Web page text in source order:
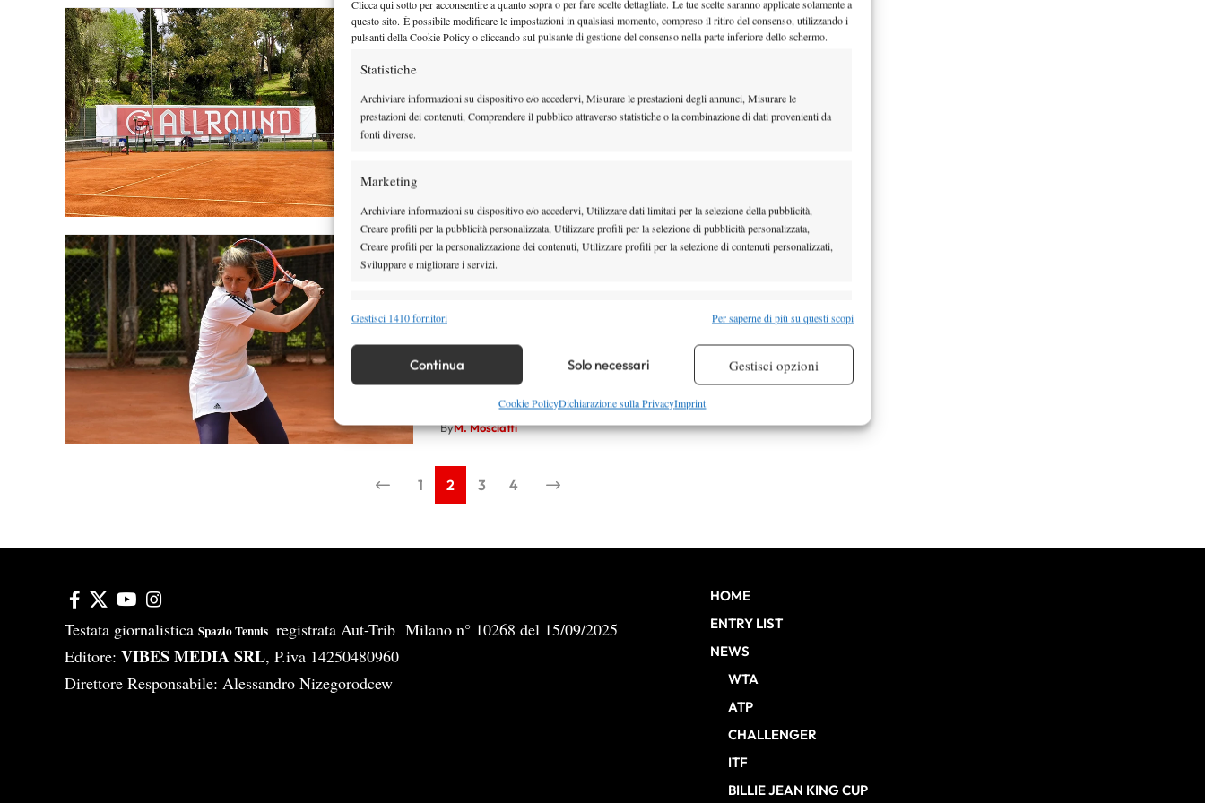
Clicca qui sotto per acconsentire a quanto sopra o per fare scelte dettagliate. Le tue scelte saranno applicate solamente a
questo sito. È possibile modificare le impostazioni in qualsiasi momento, compreso il ritiro del consenso, utilizzando i
pulsanti della Cookie Policy o cliccando sul pulsante di gestione del consenso nella parte inferiore dello schermo.
Statistiche
Archiviare informazioni su dispositivo e/o accedervi, Misurare le prestazioni degli annunci, Misurare le
prestazioni dei contenuti, Comprendere il pubblico attraverso statistiche o la combinazione di dati provenienti da
fonti diverse.
Marketing
Archiviare informazioni su dispositivo e/o accedervi, Utilizzare dati limitati per la selezione della pubblicità,
Creare profili per la pubblicità personalizzata, Utilizzare profili per la selezione di pubblicità personalizzata,
Creare profili per la personalizzazione dei contenuti, Utilizzare profili per la selezione di contenuti personalizzati,
Sviluppare e migliorare i servizi.
Funzionalità
Identificare i dispositivi in base alle informazioni trasmesse automaticamente.
Garantire la sicurezza, prevenire e rilevare frodi, correggere errori,
Erogare e presentare pubblicità e contenuto, Salvare e comunicare le
scelte sulla privacy.
Sempre attivo
Gestisci 1410 fornitori Per saperne di più su questi scopi
Continua Solo necessari Gestisci opzioni
Cookie PolicyDichiarazione sulla PrivacyImprint
eliminati Lanzarotta e Fiorletta
Il resoconto del martedì di incontri del torneo dell'ITF Seniors Circuit
IX Torneo Internazionale All Round,
da gennaio” (VIDEO)
L'intervista alla giocatrice over 50 facente parte dell'organizzazione del torneo
10 Aprile 2018
ByM. Mosciatti
1 2 3 4
Testata giornalistica Spazio Tennis registrata Aut-Trib Milano n° 10268 del 15/09/2025
Editore: VIBES MEDIA SRL, P.iva 14250480960
Direttore Responsabile: Alessandro Nizegorodcew
HOME
ENTRY LIST
NEWS
WTA
ATP
CHALLENGER
ITF
BILLIE JEAN KING CUP